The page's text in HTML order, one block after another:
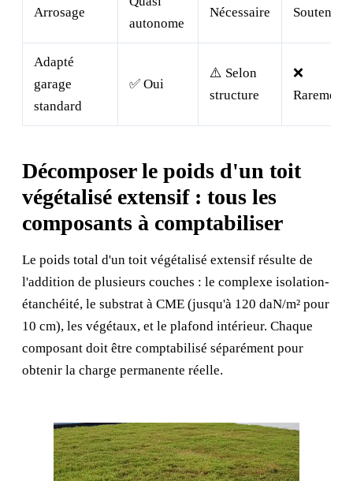
Arrosage
autonome
Nécessaire Soutenu
Adapté
garage
standard
✅ Oui
⚠️ Selon
structure
❌
Rarement
Décomposer le poids d'un toit
végétalisé extensif : tous les
composants à comptabiliser
Le poids total d'un toit végétalisé extensif résulte de
l'addition de plusieurs couches : le complexe isolation-
étanchéité, le substrat à CME (jusqu'à 120 daN/m² pour
10 cm), les végétaux, et le plafond intérieur. Chaque
composant doit être comptabilisé séparément pour
obtenir la charge permanente réelle.